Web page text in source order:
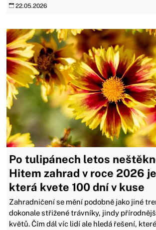
22.05.2026
Po tulipánech letos
Hitem zahrad v roce 2026
která kvete 100 dní v kuse
Zahradničení se mění podobně jako jiné
dokonale střižené trávníky, jindy
květů. Čím dál víc lidí ale hledá řešení,